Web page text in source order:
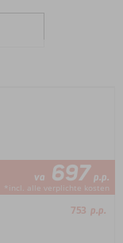
va 697 p.p.
*incl. alle verplichte kosten
753 p.p.